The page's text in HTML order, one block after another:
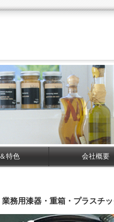
特色 会社概要
業務用漆器・重箱・プラスチ